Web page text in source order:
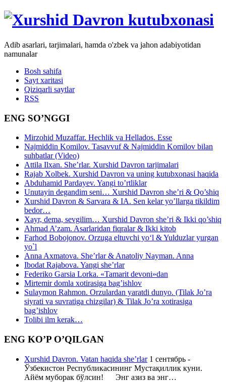
Adib asarlari, tarjimalari, hamda o'zbek va jahon adabiyotidan
namunalar
Bosh sahifa
Sayt xaritasi
Qiziqarli saytlar
RSS
ENG SO’NGGI
Mirzohid Muzaffar. Hechlik va Hellados. Esse
Najmiddin Komilov. Tasavvuf & Najmiddin Komilov bilan
suhbatlar (Video)
Attila Ilxan. She’rlar. Xurshid Davron tarjimalari
Rajab Xolbek. Xurshid Davron va uning kutubxonasi haqida
Abduhamid Pardayev. Yangi to’rtliklar
Unutayin degandim seni… Xurshid Davron she’ri & Qo’shiq
Xurshid Davron & Sarvara & IA. Sen kelar yo’llarga tikildim
bedor…
Xayr, dema, sevgilim… Xurshid Davron she’ri & Ikki qo’shiq
Ahmad A’zam. Asarlaridan fiqralar & Ikki kitob
Farhod Bobojonov. Orzuga eltuvchi yo‘l & Yulduzlar yurgan
yo`l
Anna Axmatova. She’rlar & Anatoliy Nayman. Anna
Ibodat Rajabova. Yangi she’rlar
Federiko Garsia Lorka. «Tamarit devoni»dan
Mirtemir domla xotirasiga bag’ishlov
Sulaymon Rahmon. Orzulardan yaratdi dunyo. (Tilak Jo’ra
siyrati va suvratiga chizgilar) & Tilak Jo’ra xotirasiga
bag’ishlov
Tolibi ilm kerak…
ENG KO’P O’QILGAN
Xurshid Davron. Vatan haqida she’rlar1 сентябрь -
Ўзбекистон Республикасининг Мустақиллик куни.
Айём муборак бўлсин! Энг азиз ва энг…